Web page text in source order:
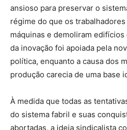
ansioso para preservar o
régime do que os
máquinas e demoliram edifícios
da inovação foi apoiada pela
política, enquanto a causa dos
produção carecia de uma base
À medida que todas as
do sistema fabril e suas
abortadas, a ideia sindicalista